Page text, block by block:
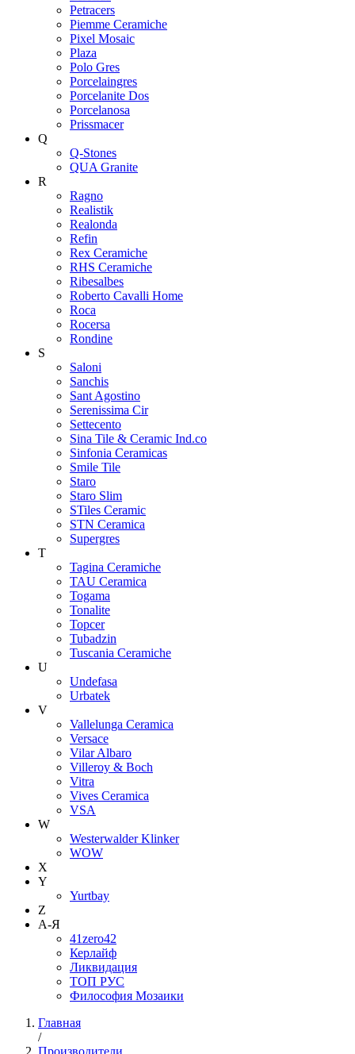
Petracers
Piemme Ceramiche
Pixel Mosaic
Plaza
Polo Gres
Porcelaingres
Porcelanite Dos
Porcelanosa
Prissmacer
Q
Q-Stones
QUA Granite
R
Ragno
Realistik
Realonda
Refin
Rex Ceramiche
RHS Ceramiche
Ribesalbes
Roberto Cavalli Home
Roca
Rocersa
Rondine
S
Saloni
Sanchis
Sant Agostino
Serenissima Cir
Settecento
Sina Tile & Ceramic Ind.co
Sinfonia Ceramicas
Smile Tile
Staro
Staro Slim
STiles Ceramic
STN Ceramica
Supergres
T
Tagina Ceramiche
TAU Ceramica
Togama
Tonalite
Topcer
Tubadzin
Tuscania Ceramiche
U
Undefasa
Urbatek
V
Vallelunga Ceramica
Versace
Vilar Albaro
Villeroy & Boch
Vitra
Vives Ceramica
VSA
W
Westerwalder Klinker
WOW
X
Y
Yurtbay
Z
А-Я
41zero42
Керлайф
Ликвидация
ТОП РУС
Философия Мозаики
Главная
/
Производители